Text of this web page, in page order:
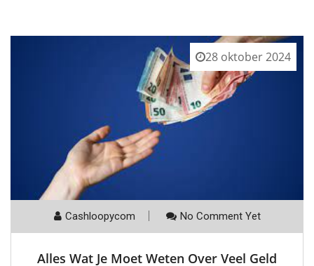
28 oktober 2024
Cashloopycom No Comment Yet
Alles Wat Je Moet Weten Over Veel Geld